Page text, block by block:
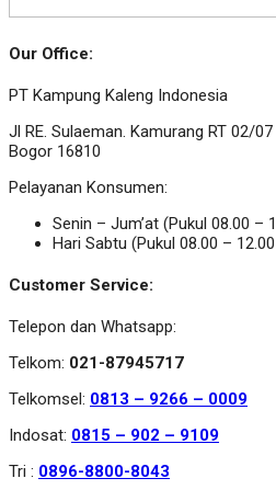
Our Office:
PT Kampung Kaleng Indonesia
Jl RE. Sulaeman. Kamurang RT 02/
Bogor 16810
Pelayanan Konsumen:
Senin – Jum’at (Pukul 08.00 –
Hari Sabtu (Pukul 08.00 –
Customer Service:
Telepon dan Whatsapp:
Telkom: 021-87945717
Telkomsel: 0813 – 9266 – 0009
Indosat: 0815 – 902 – 9109
Tri : 0896-8800-8043